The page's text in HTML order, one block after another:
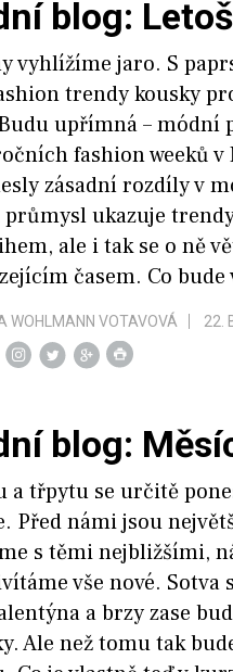
blog:
vyhlížíme jaro. S
trendy kousky
upřímná – módní
fashion weeků
zásadní rozdíly v
ukazuje
ale i tak se o ně
časem. Co
WOHLMANN VOTAVOVÁ 22.
blog:
a třpytu se určitě
Před námi jsou
s těmi nejbližšími,
vše nové. Sotva
a brzy zase
Ale než tomu tak